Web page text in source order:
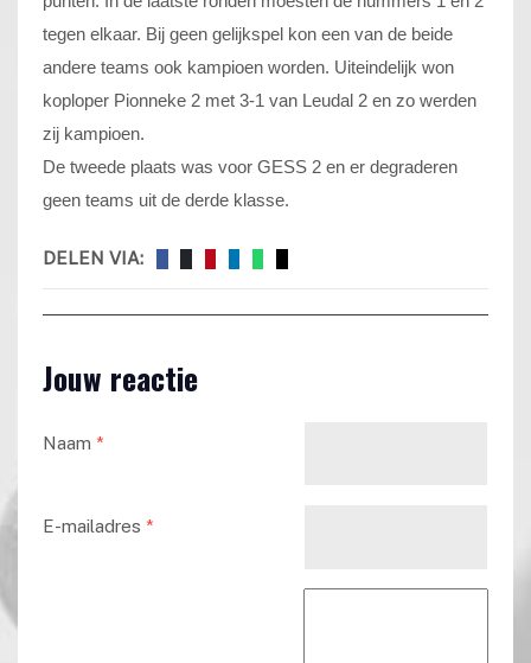
tegen elkaar. Bij geen gelijkspel kon een van de beide
andere teams ook kampioen worden. Uiteindelijk won
koploper Pionneke 2 met 3-1 van Leudal 2 en zo werden
zij kampioen.
De tweede plaats was voor GESS 2 en er degraderen
geen teams uit de derde klasse.
DELEN VIA:
Jouw reactie
Naam *
E-mailadres *